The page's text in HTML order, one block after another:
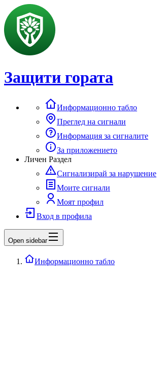
Защити гората
Информационно табло
Преглед на сигнали
Информация за сигналите
За приложението
Личен Раздел
Сигнализирай за нарушение
Моите сигнали
Моят профил
Вход в профила
Open sidebar
Информационно табло